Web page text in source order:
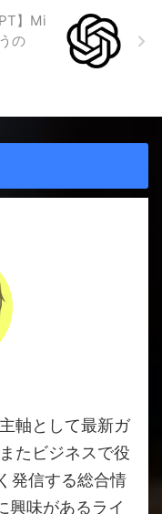
】Mi
の
軸として最新ガ
たビジネスで役
発信する総合情
興味があるライ